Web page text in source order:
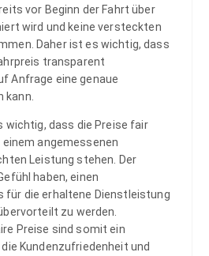
vor Beginn der Fahrt über
wird und keine versteckten
Daher ist es wichtig, dass
transparent
Anfrage eine genaue
kann.
wichtig, dass die Preise fair
angemessenen
Leistung stehen. Der
haben, einen
für die erhaltene Dienstleistung
zu werden.
Preise sind somit ein
Kundenzufriedenheit und